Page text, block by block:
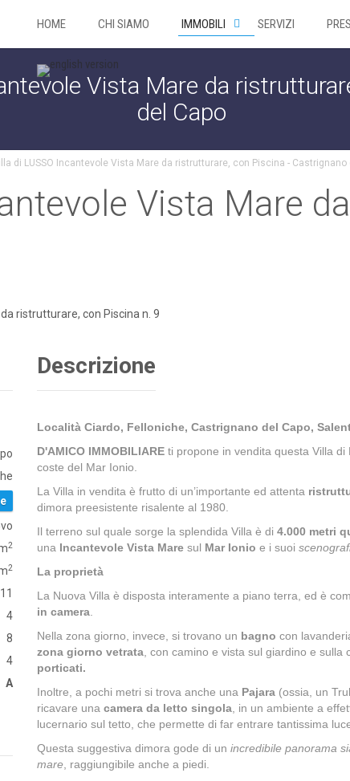
HOME CHI SIAMO IMMOBILI SERVIZI
Vista Mare da
del Capo
di LUSSO Incantevole Vista Mare da ristrutturare, con Piscina - Castrignano
Vista Mare
2
2
11
4
8
4
A
Descrizione
Località Ciardo, Felloniche, Castrignano del Capo,
D'AMICO IMMOBILIARE ti propone in vendita questa Villa di
coste del Mar Ionio.
La Villa in vendita è frutto di un’importante ed attenta
dimora preesistente risalente al 1980.
Il terreno sul quale sorge la splendida Villa è di 4.000 metri
una Incantevole Vista Mare sul Mar Ionio e i suoi
La proprietà
La Nuova Villa è disposta interamente a piano terra, ed è
in camera
Nella zona giorno, invece, si trovano un bagno con
zona giorno vetrata , con camino e vista sul giardino e
porticati.
Inoltre, a pochi metri si trova anche una Pajara (ossia, un
ricavare una camera da letto singola , in un ambiente a
lucernario sul tetto, che permette di far entrare tantissima
Questa suggestiva dimora gode di un incredibile panorama
mare , raggiungibile anche a piedi.